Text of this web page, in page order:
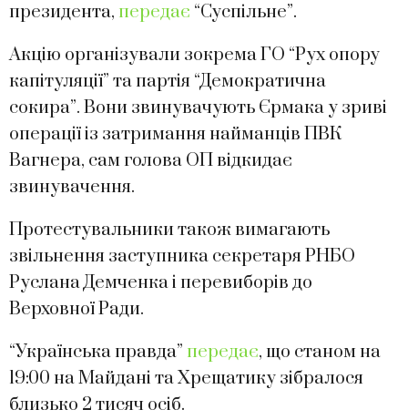
президента, передає “Суспільне”.
Акцію організували зокрема ГО “Рух опору
капітуляції” та партія “Демократична
сокира”. Вони звинувачують Єрмака у зриві
операції із затримання найманців ПВК
Вагнера, сам голова ОП відкидає
звинувачення.
Протестувальники також вимагають
звільнення заступника секретаря РНБО
Руслана Демченка і перевиборів до
Верховної Ради.
“Українська правда” передає, що станом на
19:00 на Майдані та Хрещатику зібралося
близько 2 тисяч осіб.